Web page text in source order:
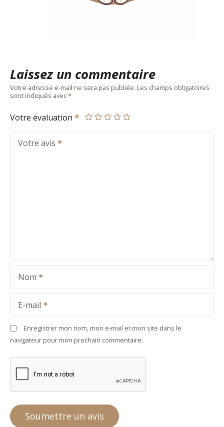
Laissez un commentaire
Votre adresse e-mail ne sera pas publiée. Les champs obligatoires
sont indiqués avec
Votre évaluation
Votre avis
Nom
E-mail
Enregistrer mon nom, mon e-mail et mon site dans le
navigateur pour mon prochain commentaire.